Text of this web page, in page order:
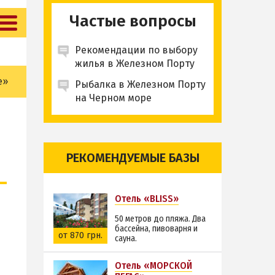
Частые вопросы
Рекомендации по выбору
жилья в Железном Порту
Рыбалка в Железном Порту
на Черном море
РЕКОМЕНДУЕМЫЕ БАЗЫ
от 870 грн.
Отель «BLISS»
50 метров до пляжа. Два
бассейна, пивоварня и
сауна.
Отель «МОРСКОЙ